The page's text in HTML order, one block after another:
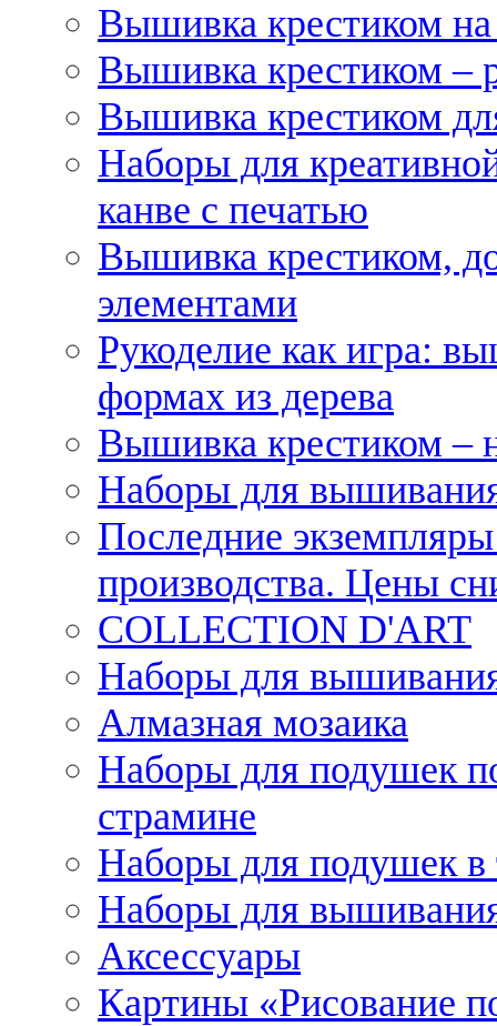
Вышивка крестиком
Вышивка крестиком –
Вышивка крестиком
Наборы для
канве с печатью
Вышивка крестиком,
элементами
Рукоделие как игра:
формах из дерева
Вышивка крестиком –
Наборы для
Последние
производства. Цены
COLLECTION D'ART
Наборы для
Алмазная мозаика
Наборы для подушек
страмине
Наборы для подушек в
Наборы для
Аксессуары
Картины «Рисование